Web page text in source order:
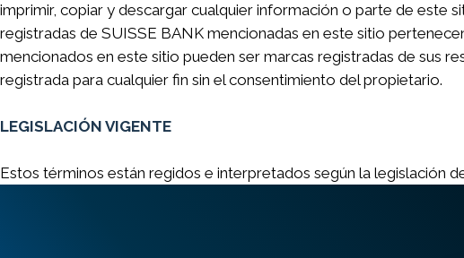
imprimir, copiar y descargar cualquier información o parte de este
registradas de SUISSE BANK mencionadas en este sitio
mencionados en este sitio pueden ser marcas registradas de sus
registrada para cualquier fin sin el consentimiento del propietario.
LEGISLACIÓN VIGENTE
Estos términos están regidos e interpretados según la legislación